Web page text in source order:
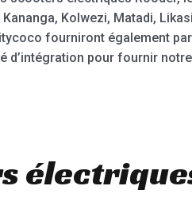
Kolwezi, Matadi,
fourniront également
d’intégration pour fournir